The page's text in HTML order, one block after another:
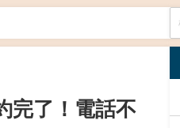
完了！電話不